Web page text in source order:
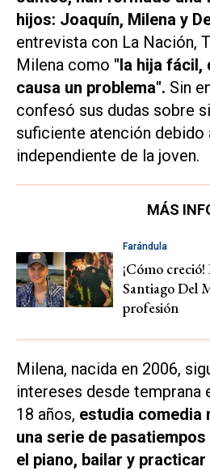
hijos: Joaquín, Milena y
entrevista con La Nación,
Milena como "la hija fácil,
causa un problema". Sin
confesó sus dudas sobre
suficiente atención debido
independiente de la joven.
MÁS
Farándula
¡Cómo
Santiago Del
profesión
Milena, nacida en 2006,
intereses desde temprana
18 años, estudia comedia
una serie de
el piano, bailar y